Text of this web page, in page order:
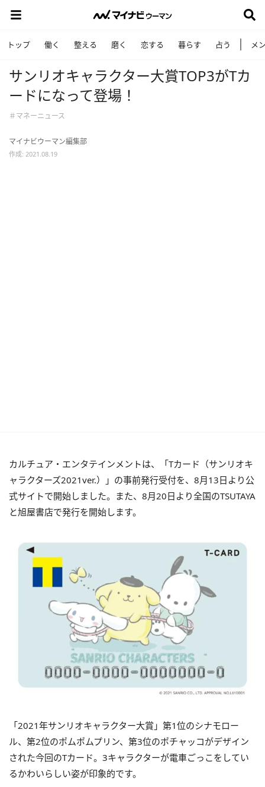
トップ 働く 整える 磨く 恋する 暮らす 占う メ
サンリオキャラクター大賞TOP3がTカ
ードになって登場！
＃マネーニュース
マイナビウーマン編集部
作成: 2021.08.19
カルチュア・エンタテインメントは、「Tカード（サンリオキ
ャラクターズ2021ver.）」の事前発行受付を、8月13日より公
式サイトで開始しました。また、8月20日より全国のTSUTAYA
と旭屋書店で発行を開始します。
「2021年サンリオキャラクター大賞」第1位のシナモロー
ル、第2位のポムポムプリン、第3位のポチャッコがデザイン
された今回のTカード。3キャラクターが電車ごっこをしてい
るかわいらしい姿が印象的です。